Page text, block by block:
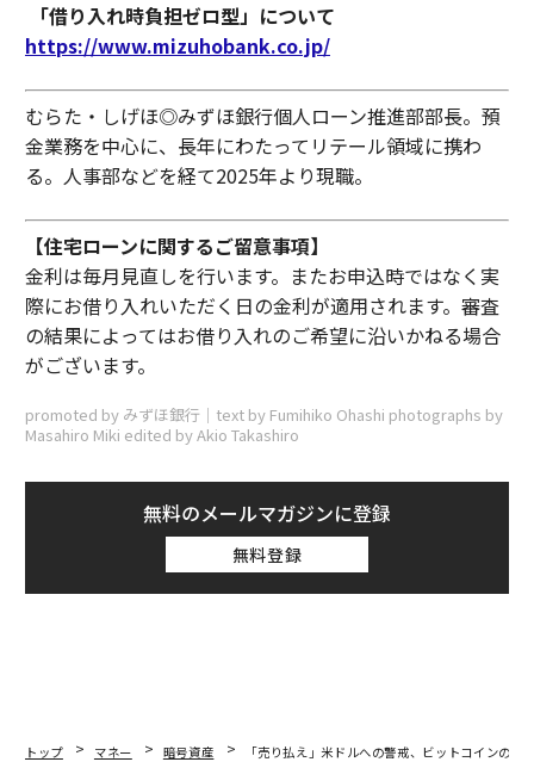
「借り入れ時負担ゼロ型」について
https://www.mizuhobank.co.jp/
むらた・しげほ◎みずほ銀行個人ローン推進部部長。預
金業務を中心に、長年にわたってリテール領域に携わ
る。人事部などを経て2025年より現職。
【住宅ローンに関するご留意事項】
金利は毎月見直しを行います。またお申込時ではなく実
際にお借り入れいただく日の金利が適用されます。審査
の結果によってはお借り入れのご希望に沿いかねる場合
がございます。
promoted by みずほ銀行｜text by Fumihiko Ohashi photographs by
Masahiro Miki edited by Akio Takashiro
無料のメールマガジンに登録
無料登録
トップ マネー 暗号資産 「売り払え」米ドルへの警戒、ビットコインの「